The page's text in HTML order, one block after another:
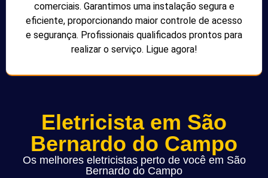
comerciais. Garantimos uma instalação segura e
eficiente, proporcionando maior controle de acesso
e segurança. Profissionais qualificados prontos para
realizar o serviço. Ligue agora!
Eletricista em São
Bernardo do Campo
Os melhores eletricistas perto de você em São
Bernardo do Campo